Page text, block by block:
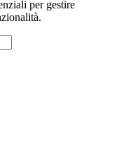
per gestire